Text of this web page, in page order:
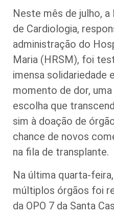
Neste mês de julho, a
de Cardiologia,
administração do
Maria (HRSM), foi
imensa solidariedade
momento de dor,
escolha que
sim à doação de
chance de novos
na fila de transplante.
Na última quarta-
múltiplos órgãos foi
da OPO 7 da Santa